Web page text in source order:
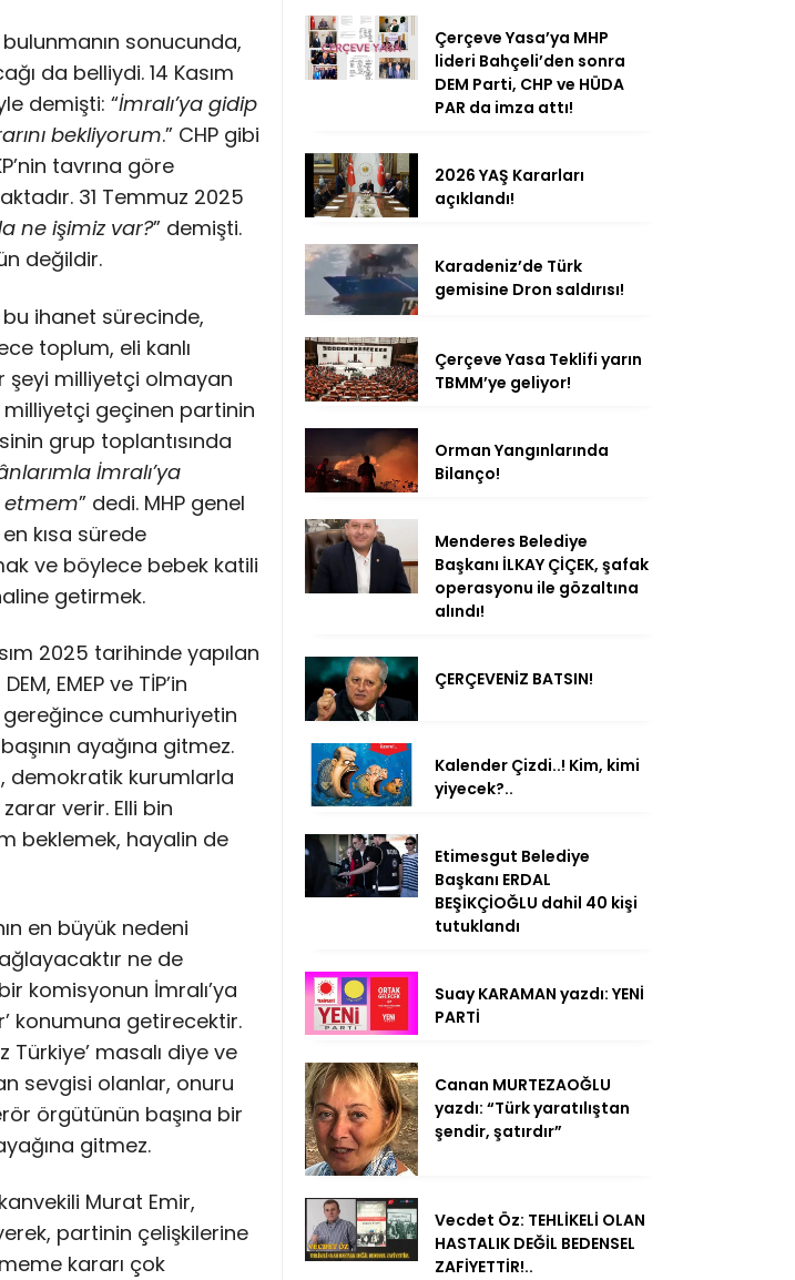
sonucunda,
da belliydi. 14 Kasım
demişti: “İmralı’ya gidip
bekliyorum.” CHP gibi
tavrına göre
31 Temmuz 2025
ne işimiz var?” demişti.
değildir.
bu ihanet sürecinde,
toplum, eli kanlı
şeyi milliyetçi olmayan
milliyetçi geçinen partinin
grup toplantısında
İmralı’ya
etmem” dedi. MHP genel
kısa sürede
ve böylece bebek katili
getirmek.
2025 tarihinde yapılan
EMEP ve TİP’in
gereğince cumhuriyetin
ayağına gitmez.
demokratik kurumlarla
verir. Elli bin
beklemek, hayalin de
en büyük nedeni
ne de
komisyonun İmralı’ya
konumuna getirecektir.
Türkiye’ masalı diye ve
sevgisi olanlar, onuru
örgütünün başına bir
gitmez.
Murat Emir,
partinin çelişkilerine
kararı çok
Çerçeve Yasa’ya MHP
lideri Bahçeli’den sonra
DEM Parti, CHP ve HÜDA
PAR da imza attı!
2026 YAŞ Kararları
açıklandı!
Karadeniz’de Türk
gemisine Dron saldırısı!
Çerçeve Yasa Teklifi yarın
TBMM’ye geliyor!
Orman Yangınlarında
Bilanço!
Menderes Belediye
Başkanı İLKAY ÇİÇEK, şafak
operasyonu ile gözaltına
alındı!
ÇERÇEVENİZ BATSIN!
Kalender Çizdi..! Kim, kimi
yiyecek?..
Etimesgut Belediye
Başkanı ERDAL
BEŞİKÇİOĞLU dahil 40 kişi
tutuklandı
Suay KARAMAN yazdı: YENİ
PARTİ
Canan MURTEZAOĞLU
yazdı: “Türk yaratılıştan
şendir, şatırdır”
Vecdet Öz: TEHLİKELİ OLAN
HASTALIK DEĞİL BEDENSEL
ZAFİYETTİR!..